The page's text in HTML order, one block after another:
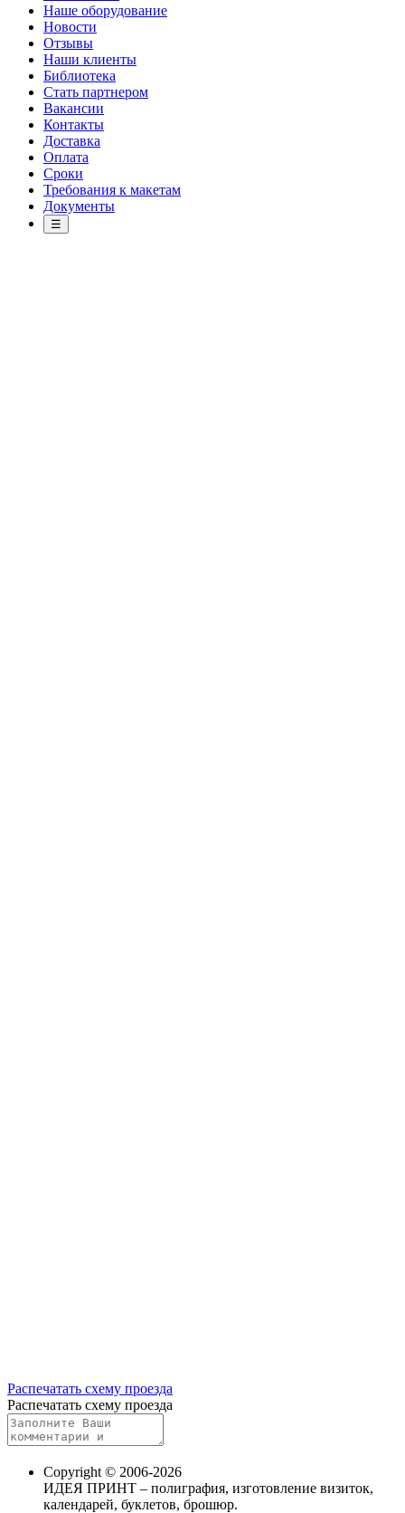
Наше оборудование
Новости
Отзывы
Наши клиенты
Библиотека
Стать партнером
Вакансии
Контакты
Доставка
Оплата
Сроки
Требования к макетам
Документы
☰
Распечатать схему проезда
Распечатать схему проезда
Copyright © 2006-2026
ИДЕЯ ПРИНТ – полиграфия, изготовление визиток,
календарей, буклетов, брошюр.